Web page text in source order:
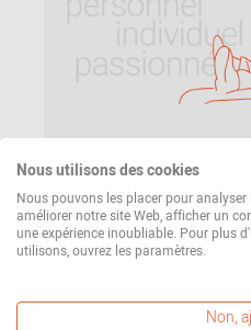
Notre
Que pouvez-vous
personnel, individuel
contact à la livraison de
mêmes,
Nous utilisons des cookies
Nous pouvons les placer pour
améliorer notre site Web, afficher un
une expérience inoubliable. Pour plus
utilisons, ouvrez les paramètres.
Non,